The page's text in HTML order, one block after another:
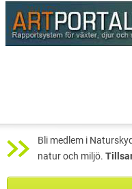
Bli medlem i
natur och miljö.